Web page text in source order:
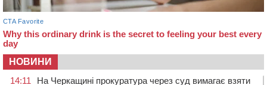
НОВИНИ
14:11
На Черкащині прокуратура через суд вимагає взяти